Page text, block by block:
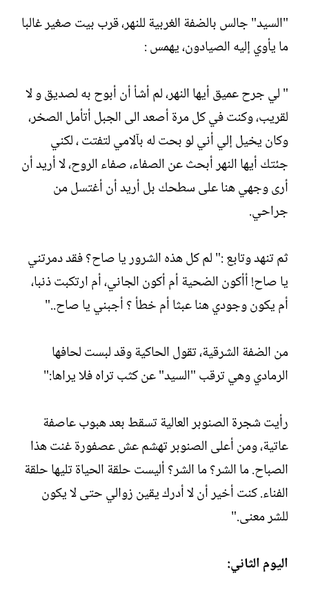
"السيد" جالس بالضفة الغربية للنهر، قرب بيت صغير غالبا
ما يأوي إليه الصيادون، يهمس :
" لي جرح عميق أيها النهر، لم أشأ أن أبوح به لصديق و لا
لقريب، وكنت في كل مرة أصعد الى الجبل أتأمل الصخر،
وكان يخيل إلي أني لو بحت له بآلامي لتفتت ، لكني
جئتك أيها النهر أبحث عن الصفاء، صفاء الروح، لا أريد أن
أرى وجهي هنا على سطحك بل أريد أن أغتسل من
جراحي.
ثم تنهد وتابع :" لم كل هذه الشرور يا صاح؟ فقد دمرتني
يا صاح! أأكون الضحية أم أكون الجاني، أم ارتكبت ذنبا،
أم يكون وجودي هنا عبثا أم خطأ ؟ أجبني يا صاح.."
من الضفة الشرقية، تقول الحاكية وقد لبست لحافها
الرمادي وهي ترقب "السيد" عن كثب تراه فلا يراها:"
رأيت شجرة الصنوبر العالية تسقط بعد هبوب عاصفة
عاتية، ومن أعلى الصنوبر تهشم عش عصفورة غنت هذا
الصباح. ما الشر؟ ما الشر؟ أليست حلقة الحياة تليها حلقة
الفناء. كنت أخير أن لا أدرك يقين زوالي حتى لا يكون
للشر معنى."
اليوم الثاني: